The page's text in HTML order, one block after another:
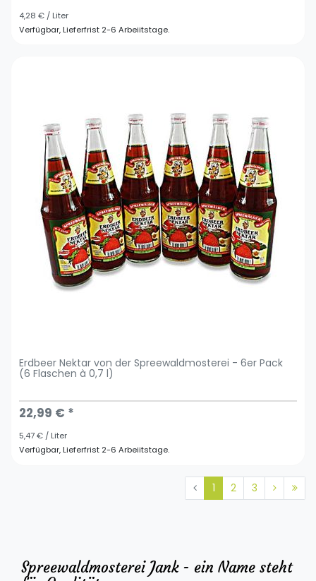
4,28 € / Liter
Verfügbar, Lieferfrist 2-6 Arbeiitstage.
Erdbeer Nektar von der Spreewaldmosterei - 6er Pack
(6 Flaschen à 0,7 l)
22,99 € *
5,47 € / Liter
Verfügbar, Lieferfrist 2-6 Arbeiitstage.
1 2 3
Spreewaldmosterei Jank - ein Name steht